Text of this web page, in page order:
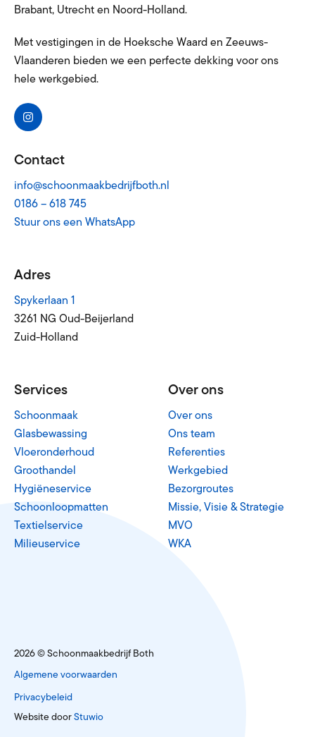
Brabant, Utrecht en Noord-Holland.
Met vestigingen in de Hoeksche Waard en Zeeuws-
Vlaanderen bieden we een perfecte dekking voor ons
hele werkgebied.
Contact
info@schoonmaakbedrijfboth.nl
0186 – 618 745
Stuur ons een WhatsApp
Adres
Spykerlaan 1
3261 NG Oud-Beijerland
Zuid-Holland
Services
Schoonmaak
Glasbewassing
Vloeronderhoud
Groothandel
Hygiëneservice
Schoonloopmatten
Textielservice
Milieuservice
Over ons
Over ons
Ons team
Referenties
Werkgebied
Bezorgroutes
Missie, Visie & Strategie
MVO
WKA
2026 © Schoonmaakbedrijf Both
Algemene voorwaarden
Privacybeleid
Website door Stuwio